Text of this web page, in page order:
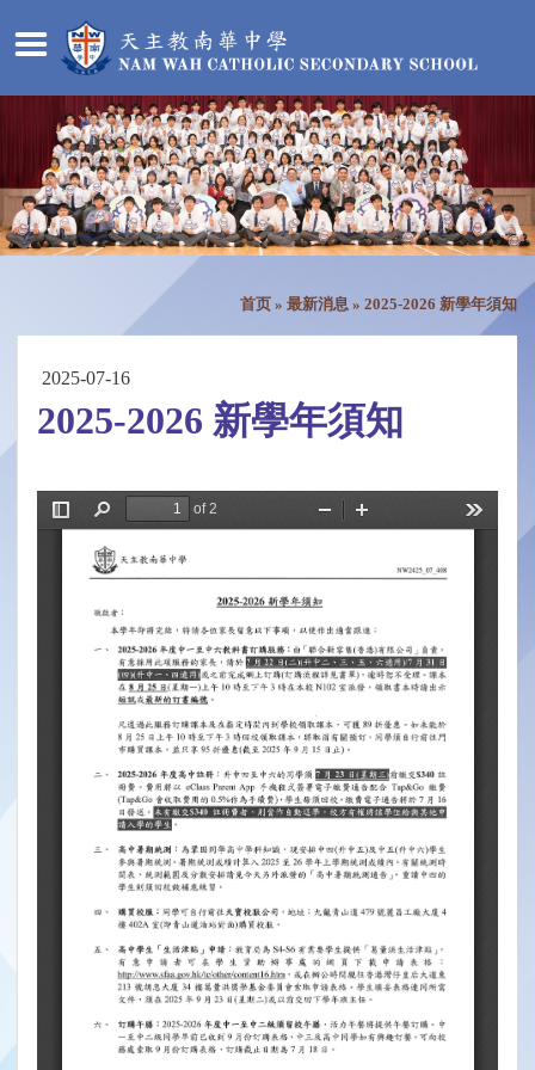
首页 » 最新消息 » 2025-2026 新學年須知
2025-07-16
2025-2026 新學年須知